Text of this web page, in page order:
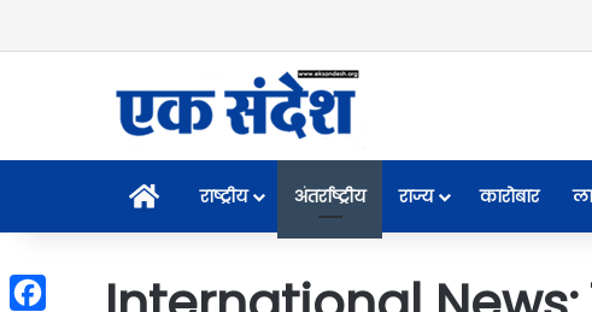
Homeराष्ट्रीय अंतर्राष्ट्रीय राज्य कारोबार